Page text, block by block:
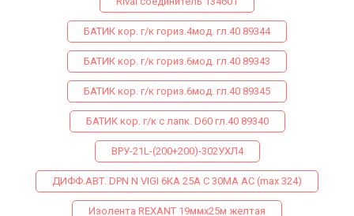
БАТИК кор. г/к гориз.4мод. гл.40 89344
БАТИК кор. г/к гориз.6мод. гл.40 89343
БАТИК кор. г/к гориз.6мод. гл.40 89345
БАТИК кор. г/к с лапк. D60 гл.40 89340
ВРУ-21L-(200+200)-302УХЛ4
ДИФФ.АВТ. DPN N VIGI 6КА 25A C 30МA AC (max 324)
Изолента REXANT 19ммх25м желтая